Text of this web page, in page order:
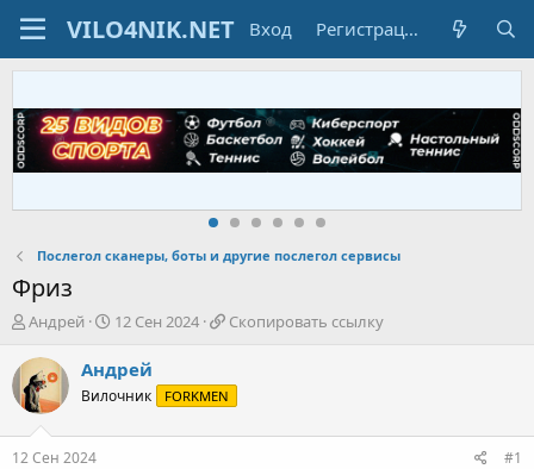
Вход Регистрация
Послегол сканеры, боты и другие послегол сервисы
Фриз
А
т
о
р
е
Андрей
Д
т
а
н
12 Сен 2024
С
п
и
Скопировать ссылку
Андрей
Вилочник FORKMEN
12 Сен 2024 #1